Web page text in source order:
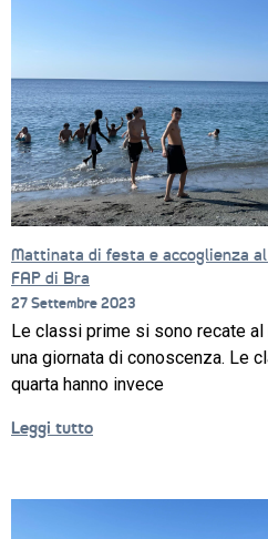
CORSI
NEWS
SETTORI
PROFESSIONALI
SERVIZI
Mattinata di festa e accoglienza
FAP di Bra
27 Settembre 2023
Le classi prime si sono recate
una giornata di conoscenza. Le
quarta hanno invece
Leggi tutto